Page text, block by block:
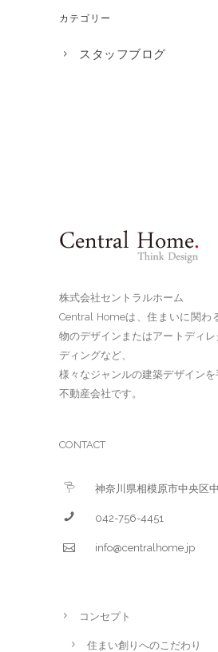
カテゴリー
スタッフブログ
株式会社セントラルホーム
Central Homeは、住まいに関わ
物のデザインまたはアートディ
ディングなど、
様々なジャンルの建築デザイン
不動産会社です。
CONTACT
神奈川県相模原市中央区
042-756-4451
info@centralhome.jp
コンセプト
住まい創りへのこだわり